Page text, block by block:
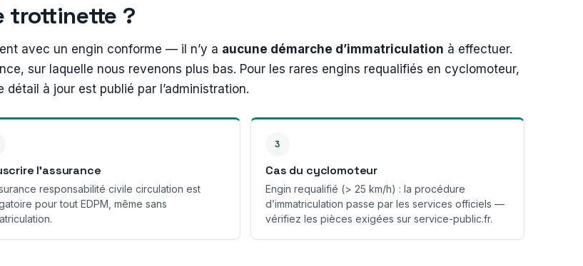
trottinette ?
avec un engin conforme — il n’y a aucune démarche d’immatriculation à effectuer.
sur laquelle nous revenons plus bas. Pour les rares engins requalifiés en cyclomoteur,
à jour est publié par l’administration.
l’assurance
responsabilité civile circulation est
pour tout EDPM, même sans
3
Cas du cyclomoteur
Engin requalifié (> 25 km/h) : la procédure
d’immatriculation passe par les services officiels —
vérifiez les pièces exigées sur service-public.fr.